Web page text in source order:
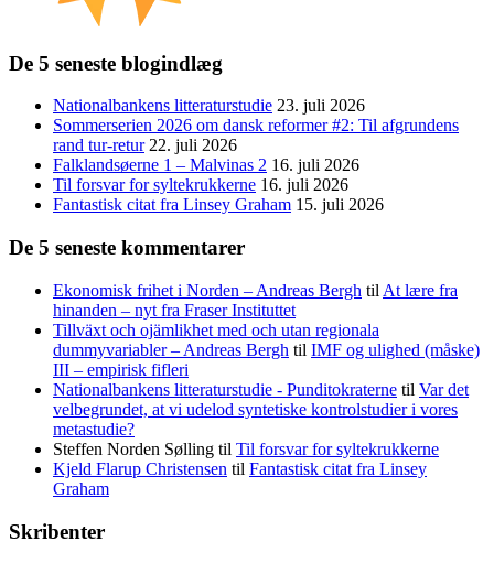
De 5 seneste blogindlæg
Nationalbankens litteraturstudie 23. juli 2026
Sommerserien 2026 om dansk reformer #2: Til afgrundens
rand tur-retur 22. juli 2026
Falklandsøerne 1 – Malvinas 2 16. juli 2026
Til forsvar for syltekrukkerne 16. juli 2026
Fantastisk citat fra Linsey Graham 15. juli 2026
De 5 seneste kommentarer
Ekonomisk frihet i Norden – Andreas Bergh til At lære fra
hinanden – nyt fra Fraser Instituttet
Tillväxt och ojämlikhet med och utan regionala
dummyvariabler – Andreas Bergh til IMF og ulighed (måske)
III – empirisk fifleri
Nationalbankens litteraturstudie - Punditokraterne til Var det
velbegrundet, at vi udelod syntetiske kontrolstudier i vores
metastudie?
Steffen Norden Sølling til Til forsvar for syltekrukkerne
Kjeld Flarup Christensen til Fantastisk citat fra Linsey
Graham
Skribenter